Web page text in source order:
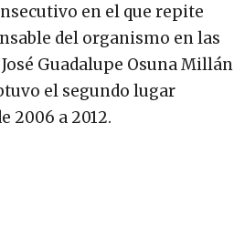
en el que repite
del organismo en las
Guadalupe Osuna Millán
el segundo lugar
2006 a 2012.